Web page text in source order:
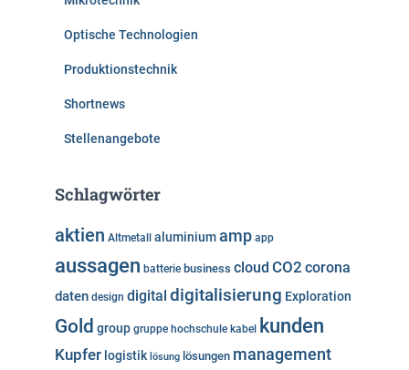
Optische Technologien
Produktionstechnik
Shortnews
Stellenangebote
Schlagwörter
aktien Altmetall aluminiumamp app
aussagen batterie business cloud CO2 corona
daten design digital digitalisierung Exploration
Gold group gruppe hochschule kabel kunden
Kupfer logistik lösung lösungen management